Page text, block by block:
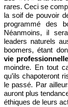
rares. Ceci se
la soif de pouvoir
programmé des
Néanmoins, il
leaders naturels
boomers, étant
vie
moindre. En tout
qu’ils chapoteront
le passé. Par
auront plus
éthiques de leurs